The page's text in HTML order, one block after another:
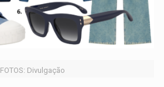
FOTOS: Divulgação